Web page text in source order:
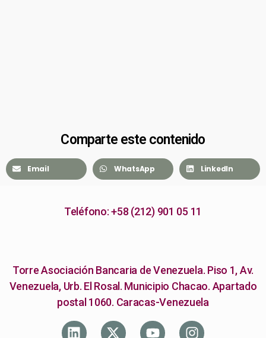
Comparte este contenido
Email WhatsApp LinkedIn
Teléfono: +58 (212) 901 05 11
Torre Asociación Bancaria de Venezuela. Piso 1, Av.
Venezuela, Urb. El Rosal. Municipio Chacao. Apartado
postal 1060. Caracas-Venezuela